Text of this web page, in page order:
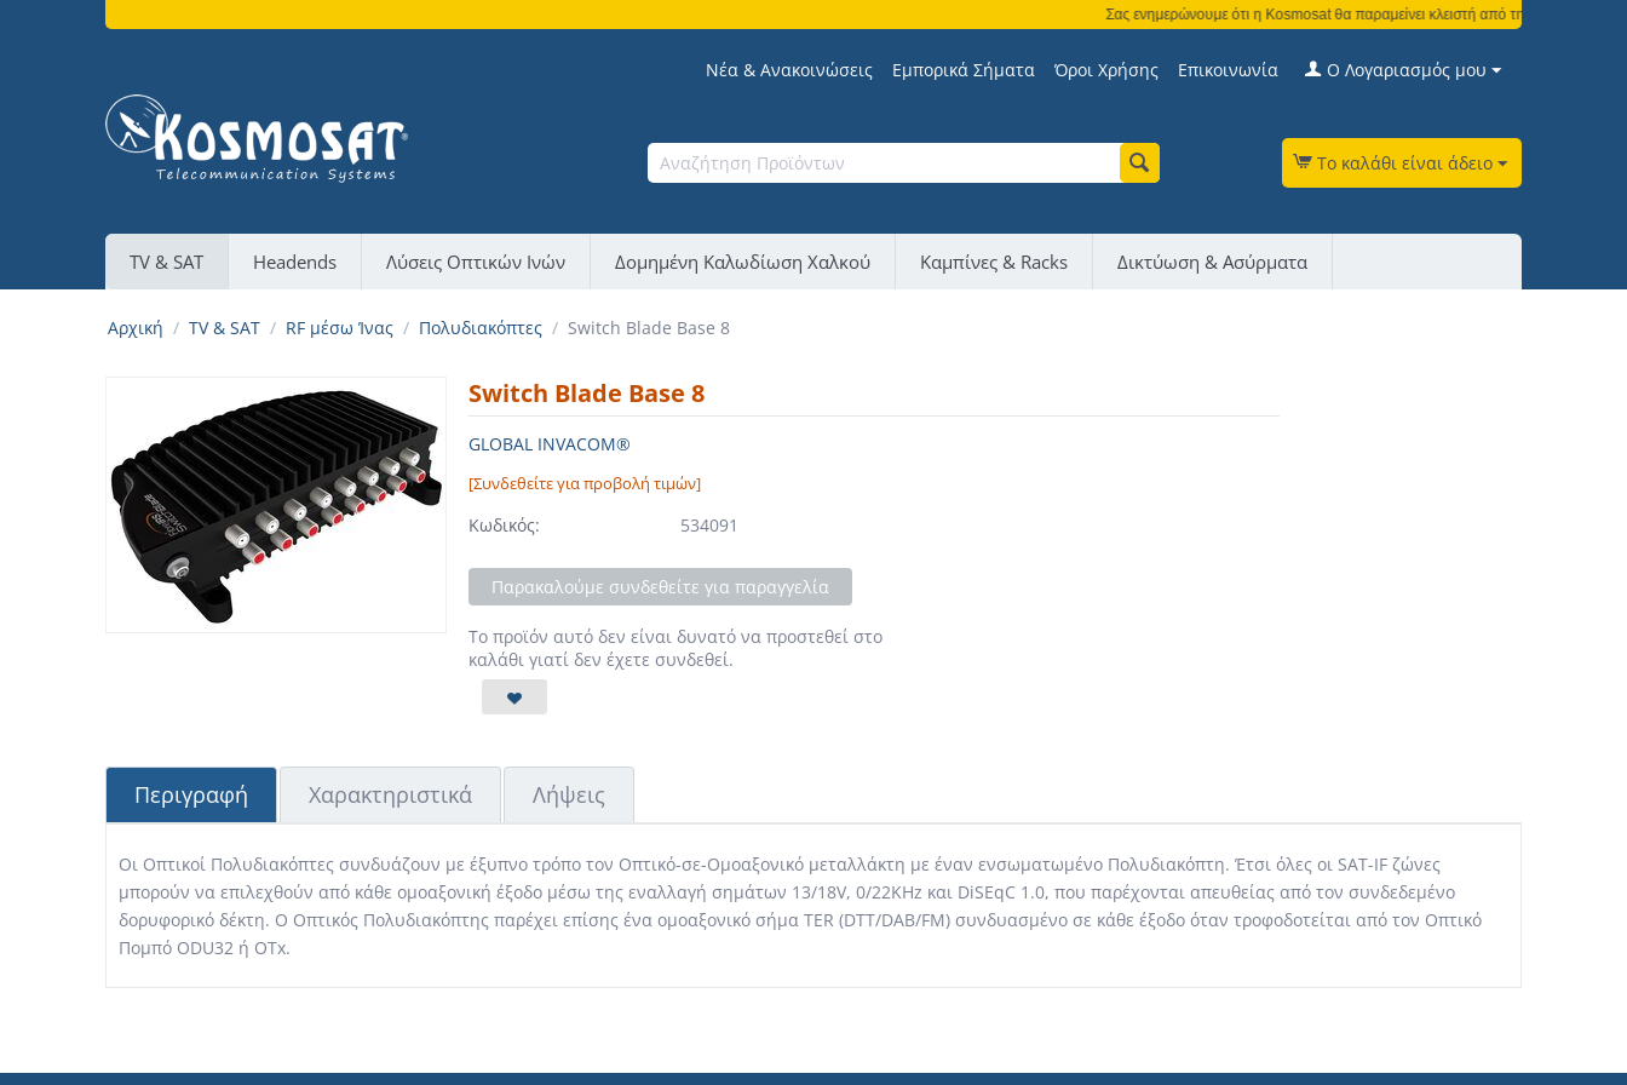
Σας ενημερώνουμε ότι η Kosmosat θα παραμείνει κλειστή από τη Δευτέρα 3
Ο Λογαριασμός μου
Νέα & Ανακοινώσεις Εμπορικά Σήματα Όροι Χρήσης Επικοινωνία
Το καλάθι είναι άδειο
TV & SAT Headends Λύσεις Οπτικών Ινών Δομημένη Καλωδίωση Χαλκού Καμπίνες & Racks Δικτύωση & Ασύρματα
Αρχική / TV & SAT / RF μέσω Ίνας / Πολυδιακόπτες / Switch Blade Base 8
Switch Blade Base 8
GLOBAL INVACOM®
[Συνδεθείτε για προβολή τιμών]
Κωδικός: 534091
Παρακαλούμε συνδεθείτε για παραγγελία
Το προϊόν αυτό δεν είναι δυνατό να προστεθεί στο
καλάθι γιατί δεν έχετε συνδεθεί.
Περιγραφή Χαρακτηριστικά Λήψεις
Οι Οπτικοί Πολυδιακόπτες συνδυάζουν με έξυπνο τρόπο τον Οπτικό-σε-Ομοαξονικό μεταλλάκτη με έναν ενσωματωμένο Πολυδιακόπτη. Έτσι όλες οι SAT-IF ζώνες
μπορούν να επιλεχθούν από κάθε ομοαξονική έξοδο μέσω της εναλλαγή σημάτων 13/18V, 0/22KHz και DiSEqC 1.0, που παρέχονται απευθείας από τον συνδεδεμένο
δορυφορικό δέκτη. Ο Οπτικός Πολυδιακόπτης παρέχει επίσης ένα ομοαξονικό σήμα TER (DTT/DAB/FM) συνδυασμένο σε κάθε έξοδο όταν τροφοδοτείται από τον Οπτικό
Πομπό ODU32 ή OTx.